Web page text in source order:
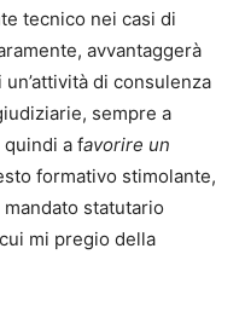
tecnico nei casi di
avvantaggerà
di consulenza
sempre a
quindi a favorire un
formativo stimolante,
statutario
mi pregio della